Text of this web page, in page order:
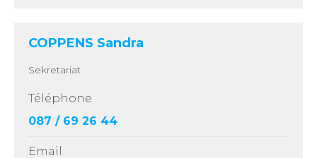
COPPENS Sandra
Sekretariat
Téléphone
087 / 69 26 44
Email